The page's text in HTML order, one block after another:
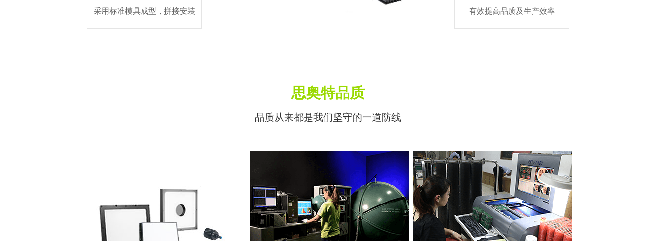
采用标准模具成型，拼接安装 有效提高品质及生产效率
思奥特品质
品质从来都是我们坚守的一道防线